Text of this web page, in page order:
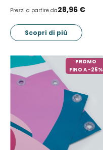
Prezzi a partire da28,96 €
Scopri di più
PROMO
FINO A -25%